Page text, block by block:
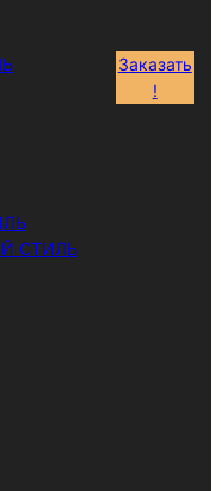
СТИЛЬ
Заказать
!